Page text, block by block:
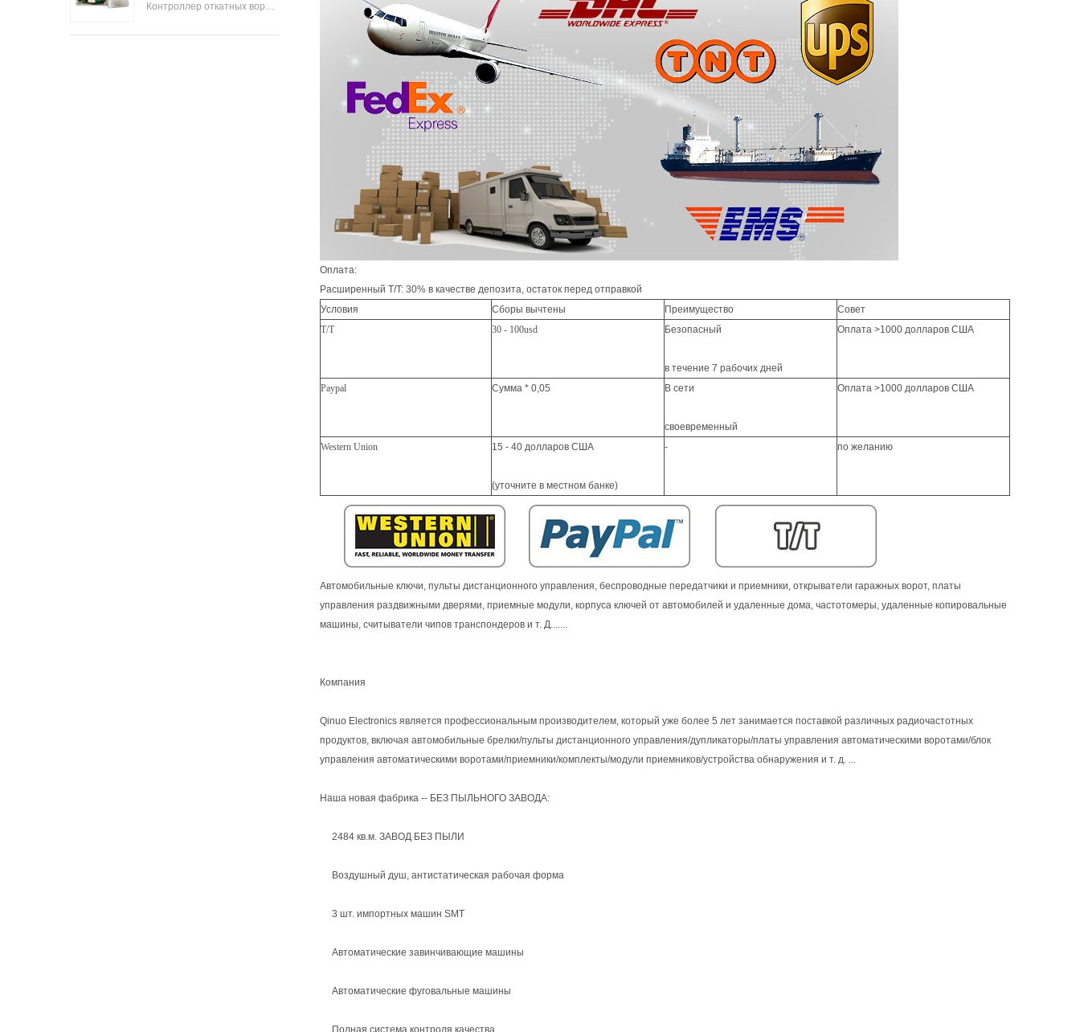
Motor Rolling Gate Control
Контроллер откатных ворот Индивидуальная плата управления печатной платой по конкурентоспособной цене для открывания мотора откатных ворот гаража.
Оплата:
Расширенный T/T: 30% в качестве депозита, остаток перед отправкой
Условия
Сборы вычтены Преимущество
Совет
T/T
30 - 100usd Безопасный
в течение 7 рабочих дней
Оплата >1000 долларов США
Paypal Сумма * 0,05 В сети
своевременный
Оплата >1000 долларов США
Western Union 15 - 40 долларов США
(уточните в местном банке)
- по желанию
Автомобильные ключи, пульты дистанционного управления, беспроводные передатчики и приемники, открыватели гаражных ворот, платы
управления раздвижными дверями, приемные модули, корпуса ключей от автомобилей и удаленные дома, частотомеры, удаленные копировальные
машины, считыватели чипов транспондеров и т. Д.......
Компания
Qinuo Electronics является профессиональным производителем, который уже более 5 лет занимается поставкой различных радиочастотных
продуктов, включая автомобильные брелки/пульты дистанционного управления/дупликаторы/платы управления автоматическими воротами/блок
управления автоматическими воротами/приемники/комплекты/модули приемников/устройства обнаружения и т. д. ...
Наша новая фабрика -- БЕЗ ПЫЛЬНОГО ЗАВОДА:
2484 кв.м. ЗАВОД БЕЗ ПЫЛИ
Воздушный душ, антистатическая рабочая форма
3 шт. импортных машин SMT
Автоматические завинчивающие машины
Автоматические фуговальные машины
Полная система контроля качества